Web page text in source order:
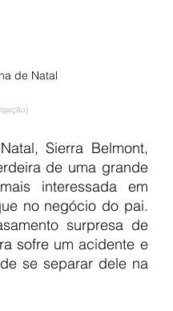
de Natal
Sierra Belmont,
de uma grande
interessada em
no negócio do pai.
surpresa de
sofre um acidente e
se separar dele na